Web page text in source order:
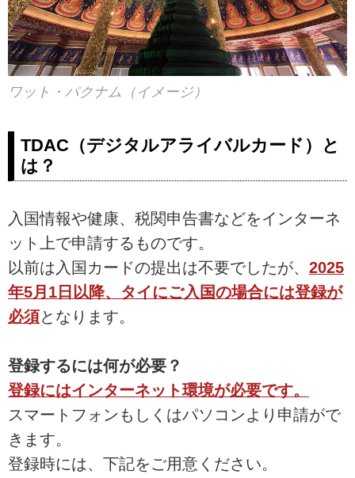
ワット・パクナム（イメージ）
TDAC（デジタルアライバルカード）と
は？
入国情報や健康、税関申告書などをインターネ
ット上で申請するものです。
以前は入国カードの提出は不要でしたが、 2025
年5月1日以降、タイにご入国の場合には登録が
必須となります。
登録するには何が必要？
登録にはインターネット環境が必要です。
スマートフォンもしくはパソコンより申請がで
きます。
登録時には、下記をご用意ください。